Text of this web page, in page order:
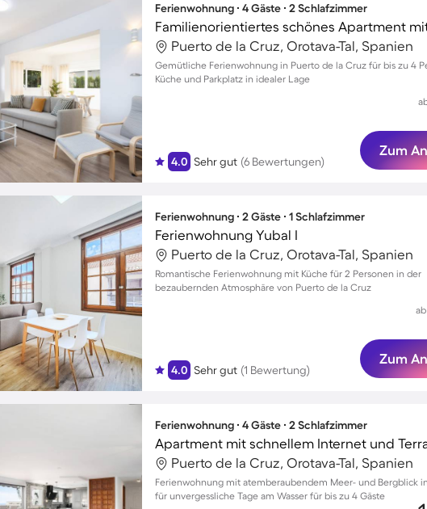
Ferienwohnung ∙ 4 Gäste ∙ 2 Schlafzimmer
Puerto de la Cruz, Orotava-Tal, Spanien
Gemütliche Ferienwohnung in Puerto de la Cruz für bis zu 4
Küche und Parkplatz in idealer Lage
4.0 Sehr gut (6 Bewertungen)
Zum
Ferienwohnung ∙ 2 Gäste ∙ 1 Schlafzimmer
Ferienwohnung Yubal I
Puerto de la Cruz, Orotava-Tal, Spanien
Romantische Ferienwohnung mit Küche für 2 Personen in der
bezaubernden Atmosphäre von Puerto de la Cruz
4.0 Sehr gut (1 Bewertung)
ab
Zum
Ferienwohnung ∙ 4 Gäste ∙ 2 Schlafzimmer
Puerto de la Cruz, Orotava-Tal, Spanien
Ferienwohnung mit atemberaubendem Meer- und Bergblick
für unvergessliche Tage am Wasser für bis zu 4 Gäste